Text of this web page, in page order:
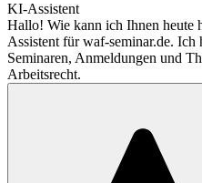
KI-Assistent
Hallo! Wie kann ich Ihnen heute
Assistent für waf-seminar.de. Ich
Seminaren, Anmeldungen und
Arbeitsrecht.